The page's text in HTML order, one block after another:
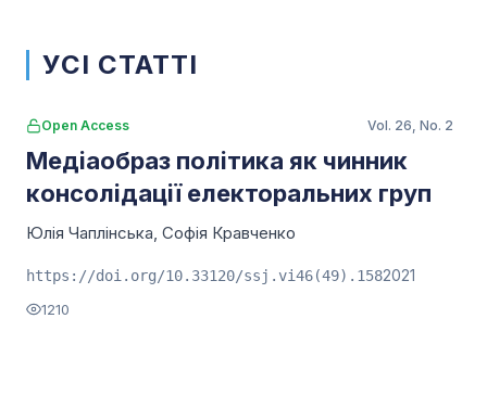
УСІ СТАТТІ
Open Access Vol. 26, No. 2
Медіаобраз політика як чинник
консолідації електоральних груп
Юлія Чаплінська, Софія Кравченко
https://doi.org/10.33120/ssj.vi46(49).1582021
1210